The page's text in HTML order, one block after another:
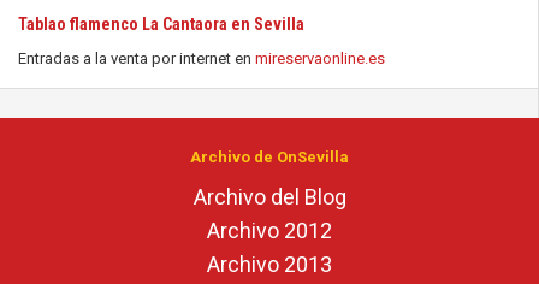
Tablao flamenco La Cantaora en Sevilla
Entradas a la venta por internet en mireservaonline.es
Archivo de OnSevilla
Archivo del Blog
Archivo 2012
Archivo 2013